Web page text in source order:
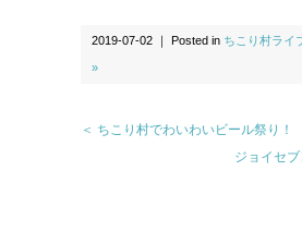
2019-07-02 ｜ Posted in ちこり村ライ
»
＜ ちこり村でわいわいビール祭り！
ジョイセ